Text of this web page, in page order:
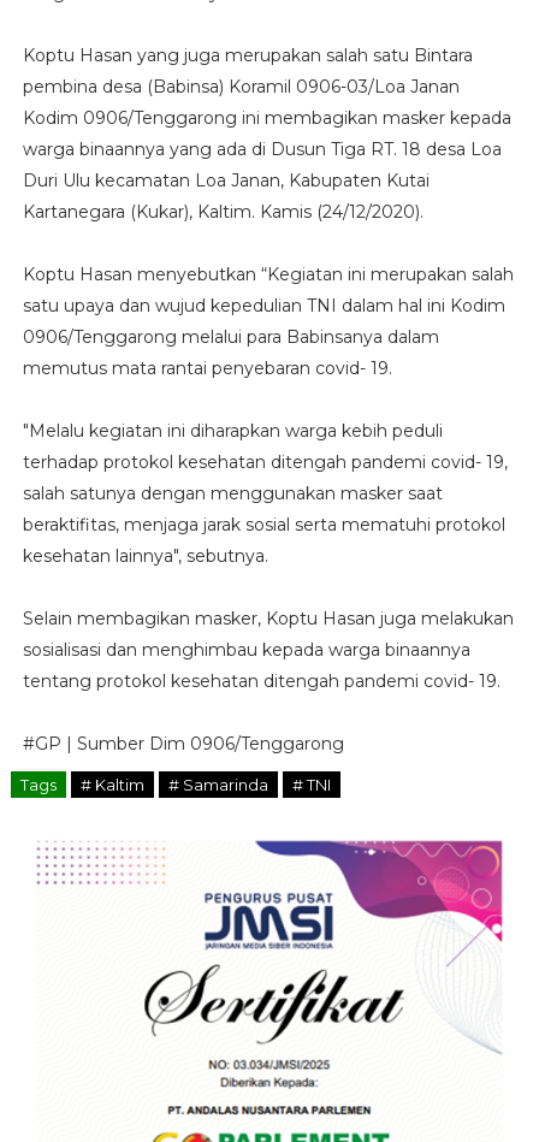
Koptu Hasan yang juga merupakan salah satu Bintara
pembina desa (Babinsa) Koramil 0906-03/Loa Janan
Kodim 0906/Tenggarong ini membagikan masker kepada
warga binaannya yang ada di Dusun Tiga RT. 18 desa Loa
Duri Ulu kecamatan Loa Janan, Kabupaten Kutai
Kartanegara (Kukar), Kaltim. Kamis (24/12/2020).
Koptu Hasan menyebutkan “Kegiatan ini merupakan salah
satu upaya dan wujud kepedulian TNI dalam hal ini Kodim
0906/Tenggarong melalui para Babinsanya dalam
memutus mata rantai penyebaran covid- 19.
"Melalu kegiatan ini diharapkan warga kebih peduli
terhadap protokol kesehatan ditengah pandemi covid- 19,
salah satunya dengan menggunakan masker saat
beraktifitas, menjaga jarak sosial serta mematuhi protokol
kesehatan lainnya", sebutnya.
Selain membagikan masker, Koptu Hasan juga melakukan
sosialisasi dan menghimbau kepada warga binaannya
tentang protokol kesehatan ditengah pandemi covid- 19.
#GP | Sumber Dim 0906/Tenggarong
Tags # Kaltim # Samarinda # TNI